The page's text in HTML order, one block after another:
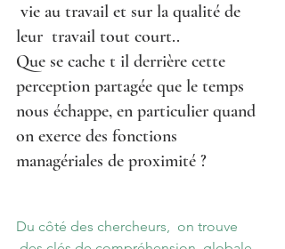
vie au travail et sur la qualité de
leur  travail tout court..
Que se cache t il derrière cette
perception partagée que le temps
nous échappe, en particulier quand
on exerce des fonctions
managériales de proximité ?
Du côté des chercheurs,  on trouve